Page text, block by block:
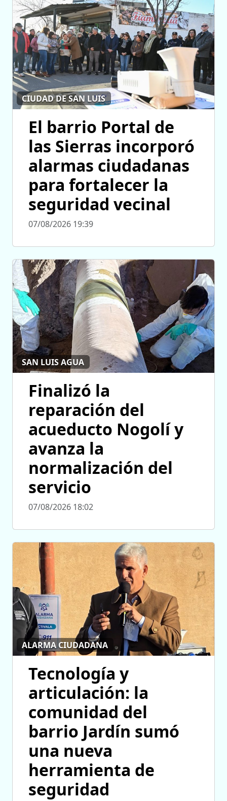
CIUDAD DE SAN LUIS
El barrio Portal de
las Sierras incorporó
alarmas ciudadanas
para fortalecer la
seguridad vecinal
07/08/2026 19:39
SAN LUIS AGUA
Finalizó la
reparación del
acueducto Nogolí y
avanza la
normalización del
servicio
07/08/2026 18:02
ALARMA CIUDADANA
Tecnología y
articulación: la
comunidad del
barrio Jardín sumó
una nueva
herramienta de
seguridad